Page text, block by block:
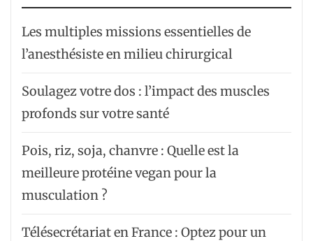
Les multiples missions essentielles de
l’anesthésiste en milieu chirurgical
Soulagez votre dos : l’impact des muscles
profonds sur votre santé
Pois, riz, soja, chanvre : Quelle est la
meilleure protéine vegan pour la
musculation ?
Télésecrétariat en France : Optez pour un